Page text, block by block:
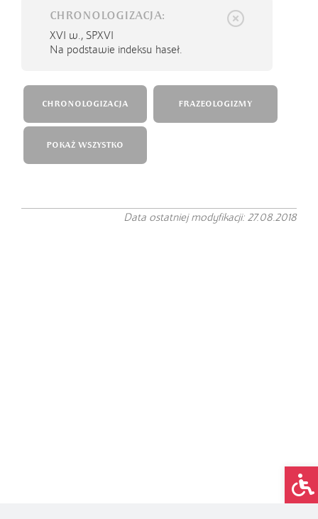
CHRONOLOGIZACJA:
XVI w., SPXVI
Na podstawie indeksu haseł.
CHRONOLOGIZACJA FRAZEOLOGIZMY
POKAŻ WSZYSTKO
Data ostatniej modyfikacji: 27.08.2018